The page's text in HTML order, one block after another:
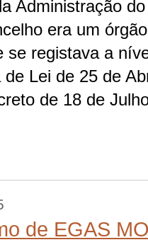
Administração
era um
se registava a
Lei de 25 de
de 18 de
de EGAS